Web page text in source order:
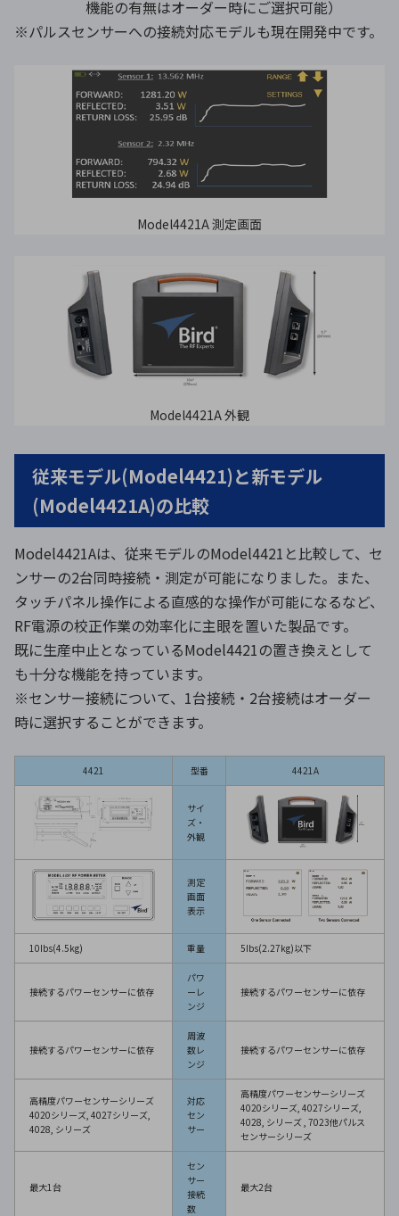
機能の有無はオーダー時にご選択可能）
※パルスセンサーへの接続対応モデルも現在開発中です。
Model4421A 測定画面
Model4421A 外観
従来モデル(Model4421)と新モデル
(Model4421A)の比較
Model4421Aは、従来モデルのModel4421と比較して、セ
ンサーの2台同時接続・測定が可能になりました。また、
タッチパネル操作による直感的な操作が可能になるなど、
RF電源の校正作業の効率化に主眼を置いた製品です。
既に生産中止となっているModel4421の置き換えとして
も十分な機能を持っています。
※センサー接続について、1台接続・2台接続はオーダー
時に選択することができます。
4421 型番 4421A
サイ
ズ・
外観
測定
画面
表示
10Ibs(4.5kg) 重量 5Ibs(2.27kg)以下
接続するパワーセンサーに依存
パワ
ーレ
ンジ
接続するパワーセンサーに依存
接続するパワーセンサーに依存
周波
数レ
ンジ
接続するパワーセンサーに依存
高精度パワーセンサーシリーズ
4020シリーズ, 4027シリーズ,
4028, シリーズ
対応
セン
サー
高精度パワーセンサーシリーズ
4020シリーズ, 4027シリーズ,
4028, シリーズ , 7023他パルス
センサーシリーズ
最大1台
セン
サー
接続
数
最大2台